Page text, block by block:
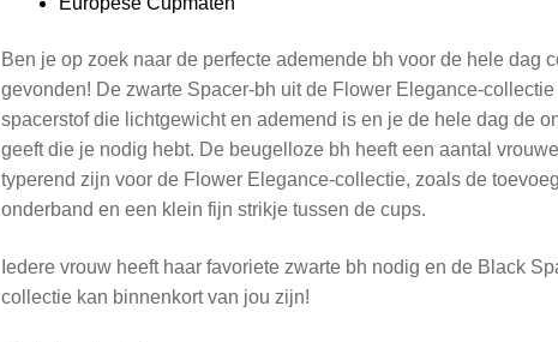
Ben je op zoek naar de perfecte ademende bh voor de hele dag
gevonden! De zwarte Spacer-bh uit de Flower Elegance-
spacerstof die lichtgewicht en ademend is en je de hele dag de
geeft die je nodig hebt. De beugelloze bh heeft een aantal
typerend zijn voor de Flower Elegance-collectie, zoals de
onderband en een klein fijn strikje tussen de cups.
Iedere vrouw heeft haar favoriete zwarte bh nodig en de Black
collectie kan binnenkort van jou zijn!